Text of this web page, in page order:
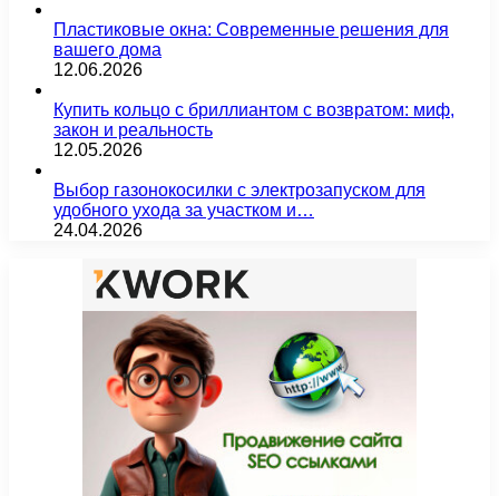
Пластиковые окна: Современные решения для
вашего дома
12.06.2026
Купить кольцо с бриллиантом с возвратом: миф,
закон и реальность
12.05.2026
Выбор газонокосилки с электрозапуском для
удобного ухода за участком и…
24.04.2026